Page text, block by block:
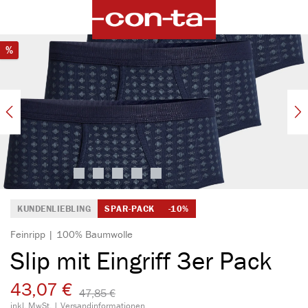
Bildergalerie überspringen
%Rabatt
KUNDENLIEBLING SPAR-PACK -10%
Feinripp | 100% Baumwolle
Slip mit Eingriff 3er Pack
43,07 € 47,85 €​
inkl. MwSt. | Versandinformationen